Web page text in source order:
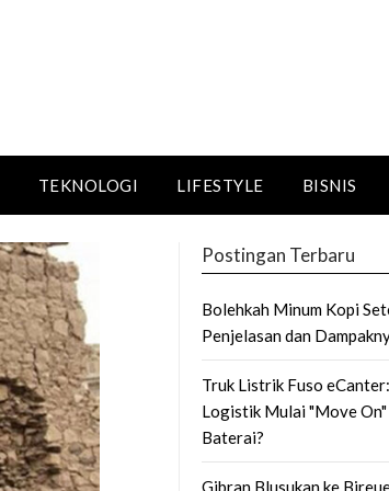
TEKNOLOGI LIFESTYLE BISNIS
Postingan Terbaru
Bolehkah Minum Kopi
Penjelasan dan
Truk Listrik Fuso
Logistik Mulai "Move
Baterai?
Gibran Blusukan ke